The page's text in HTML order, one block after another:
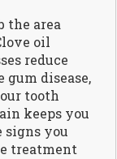
the area
oil
reduce
disease,
tooth
keeps you
signs you
treatment